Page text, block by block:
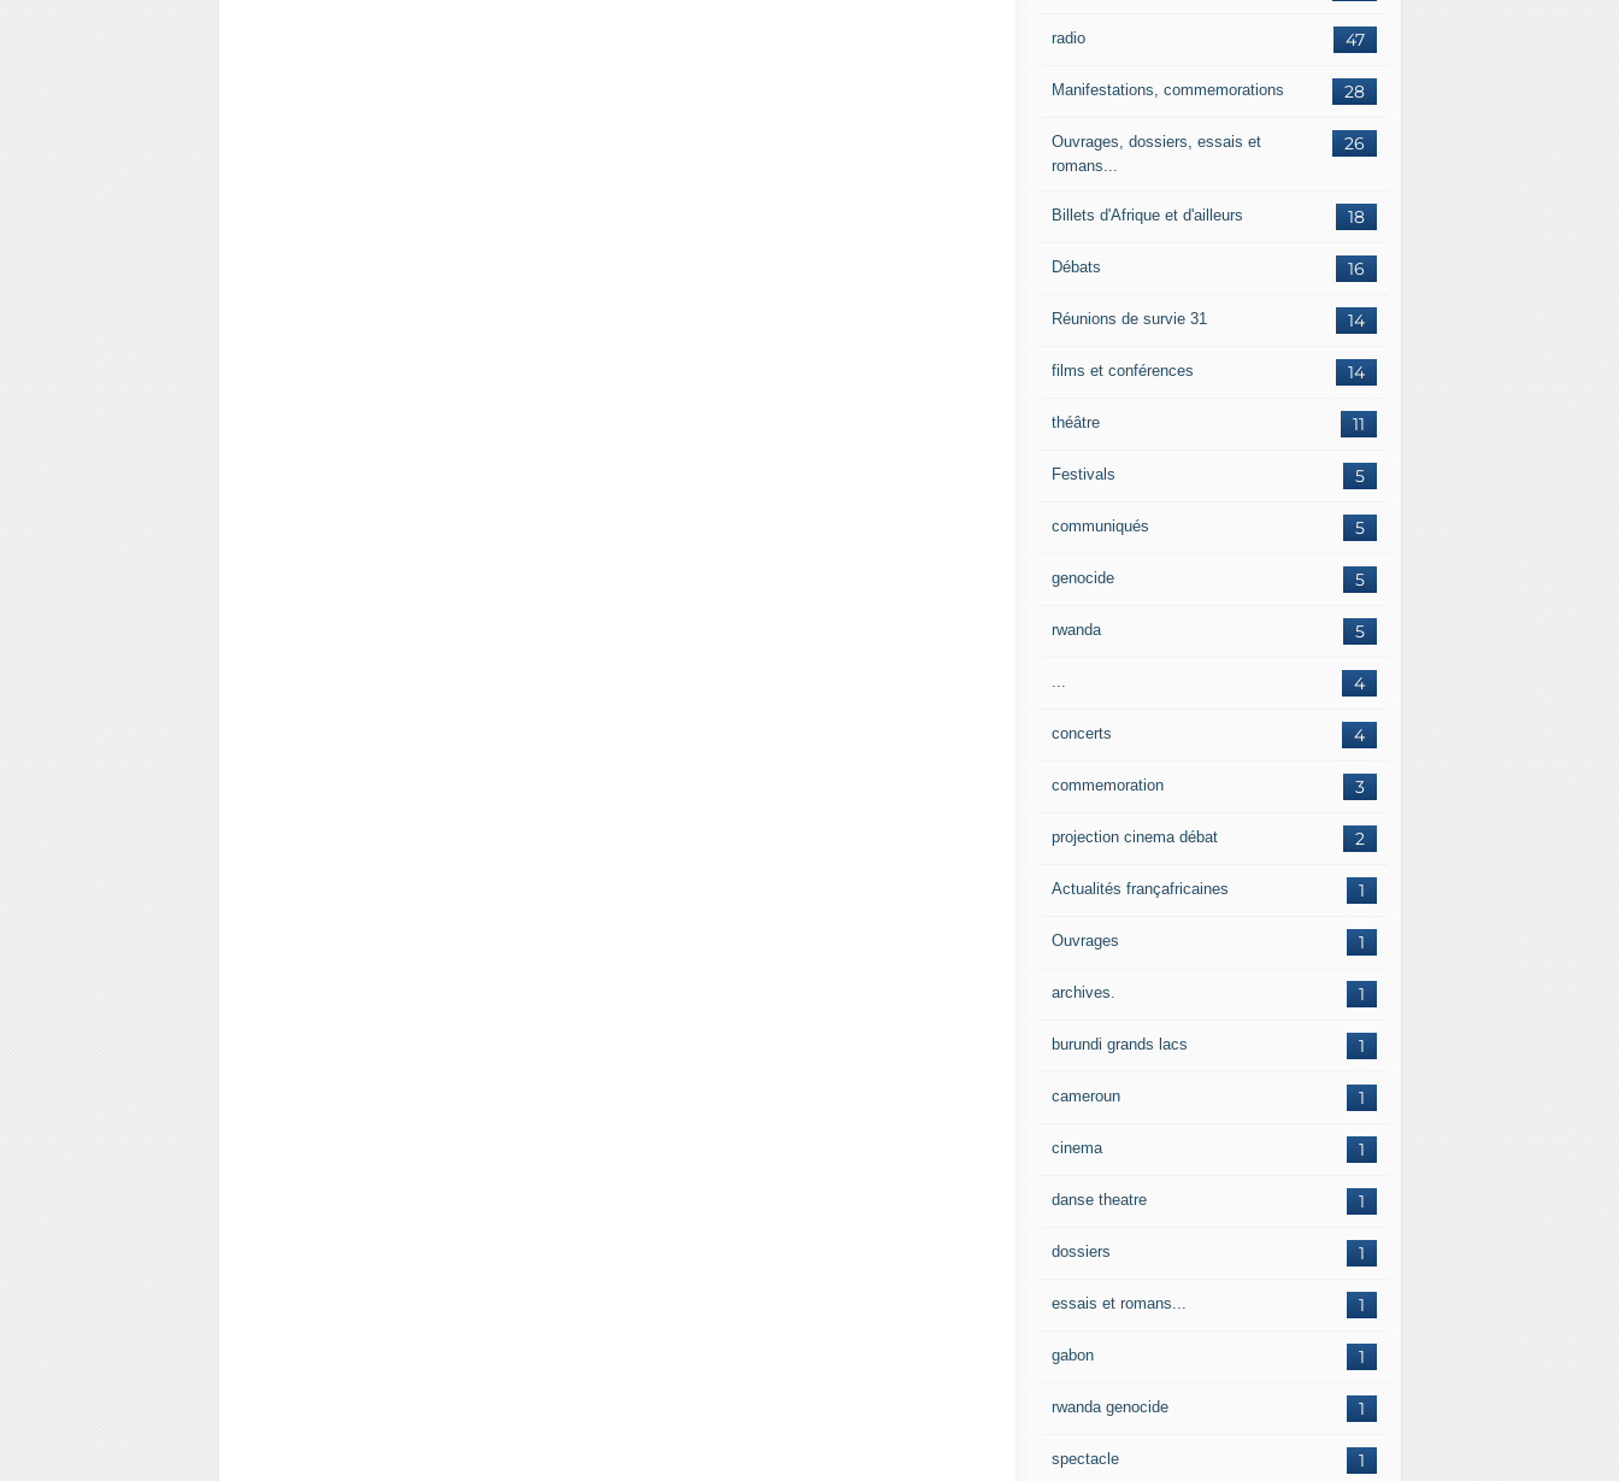
47
radio
28
Manifestations, commemorations
26
Ouvrages, dossiers, essais et
romans...
18
Billets d'Afrique et d'ailleurs
16
Débats
14
Réunions de survie 31
14
films et conférences
11
théâtre
5
Festivals
5
communiqués
5
genocide
5
rwanda
4
4
concerts
3
commemoration
2
projection cinema débat
1
Actualités françafricaines
1
Ouvrages
1
archives.
1
burundi grands lacs
1
cameroun
1
cinema
1
danse theatre
1
dossiers
1
essais et romans...
1
gabon
1
rwanda genocide
1
spectacle